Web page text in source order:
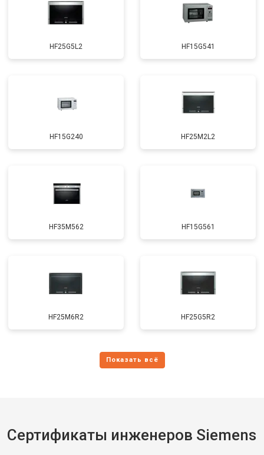
HF25G5L2 HF15G541
HF15G240 HF25M2L2
HF35M562 HF15G561
HF25M6R2 HF25G5R2
Сертификаты инженеров Siemens